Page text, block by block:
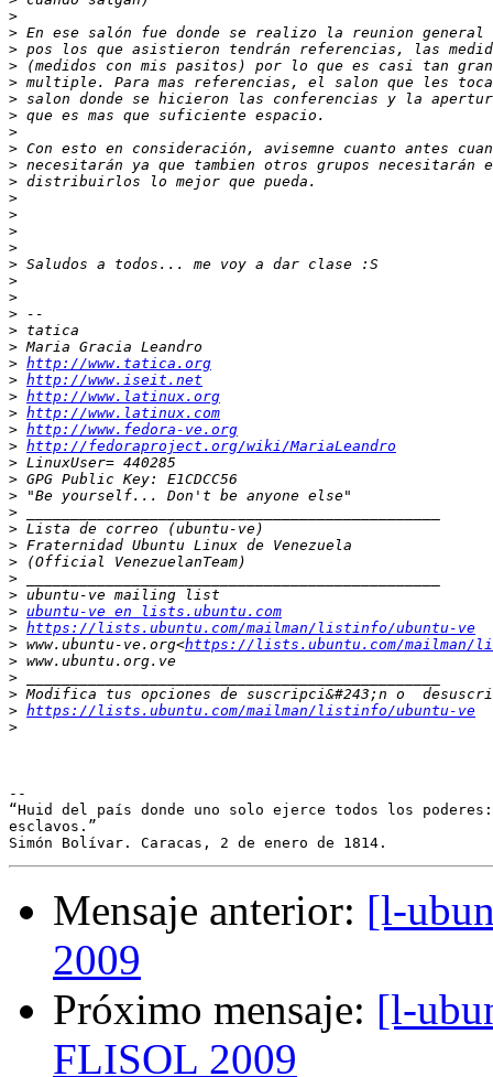
>
>
>
>
>
>
>
>
>
>
>
>
>
>
>
>
>
>
>
>
>
> http://www.tatica.org
> http://www.iseit.net
> http://www.latinux.org
> http://www.latinux.com
> http://www.fedora-ve.org
> http://fedoraproject.org/wiki/MariaLeandro
>
>
>
>
>
>
>
>
>
> ubuntu-ve en lists.ubuntu.com
> https://lists.ubuntu.com/mailman/listinfo/ubuntu-ve
> www.ubuntu-ve.org<https://lists.ubuntu.com/mailman/
>
>
>
> https://lists.ubuntu.com/mailman/listinfo/ubuntu-ve
>
--
“Huid del país donde uno solo ejerce todos los
esclavos.”
Mensaje anterior: [l-
2009
Próximo mensaje: [l-
FLISOL 2009